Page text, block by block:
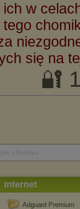
Internet
Adguard Premium